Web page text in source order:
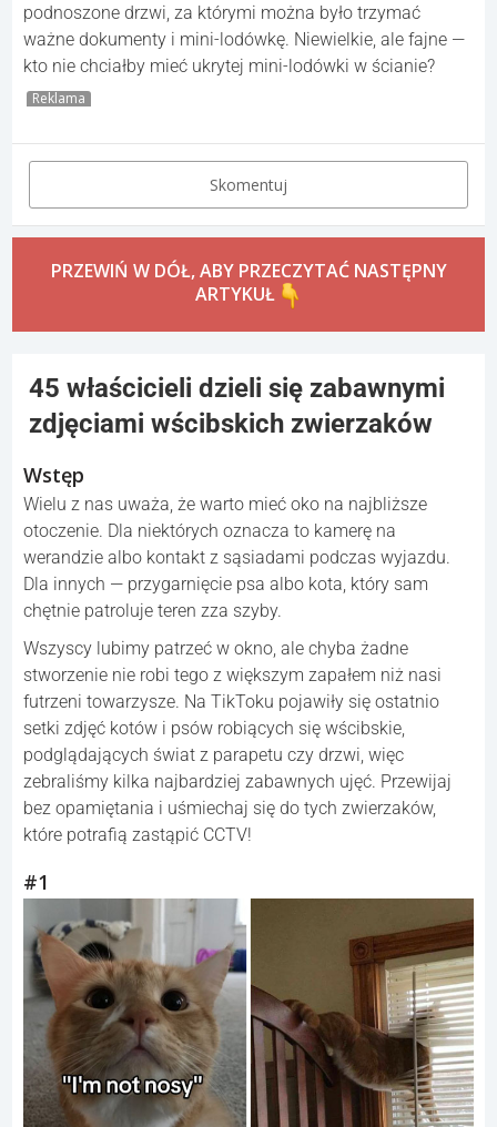
podnoszone drzwi, za którymi można było trzymać
ważne dokumenty i mini-lodówkę. Niewielkie, ale fajne —
kto nie chciałby mieć ukrytej mini-lodówki w ścianie?
Reklama
Skomentuj
PRZEWIŃ W DÓŁ, ABY PRZECZYTAĆ NASTĘPNY
ARTYKUŁ
45 właścicieli dzieli się zabawnymi
zdjęciami wścibskich zwierzaków
Wstęp
Wielu z nas uważa, że warto mieć oko na najbliższe
otoczenie. Dla niektórych oznacza to kamerę na
werandzie albo kontakt z sąsiadami podczas wyjazdu.
Dla innych — przygarnięcie psa albo kota, który sam
chętnie patroluje teren zza szyby.
Wszyscy lubimy patrzeć w okno, ale chyba żadne
stworzenie nie robi tego z większym zapałem niż nasi
futrzeni towarzysze. Na TikToku pojawiły się ostatnio
setki zdjęć kotów i psów robiących się wścibskie,
podglądających świat z parapetu czy drzwi, więc
zebraliśmy kilka najbardziej zabawnych ujęć. Przewijaj
bez opamiętania i uśmiechaj się do tych zwierzaków,
które potrafią zastąpić CCTV!
#1